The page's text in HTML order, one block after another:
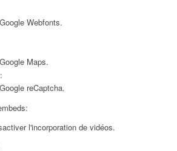
Webfonts.
Maps.
reCaptcha.
l'incorporation de vidéos.